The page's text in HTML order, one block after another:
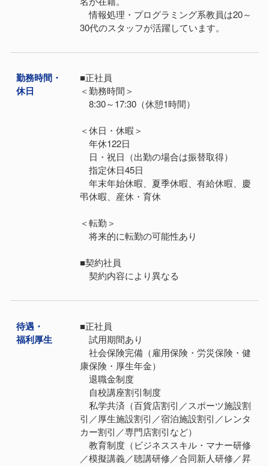
情報処理・プログラミング系教員は20～
30代のスタッフが活躍しています。
勤務時間・
休日
■正社員
＜勤務時間＞
8:30～17:30（休憩1時間）
＜休日・休暇＞
年休122日
日・祝日（出勤の場合は振替取得）
指定休日45日
年末年始休暇、夏季休暇、有給休暇、慶
弔休暇、産休・育休
＜転勤＞
将来的に転勤の可能性あり
■契約社員
契約内容により異なる
待遇・
福利厚⽣
■正社員
試用期間あり
社会保険完備（雇用保険・労災保険・健
康保険・厚生年金）
退職金制度
自校講座割引制度
私学共済（百貨店割引／スポーツ施設割
引／厚生施設割引／宿泊施設割引／レンタ
カー割引／専門店割引など）
教育制度（ビジネススキル・マナー研修
／模擬講義／聴講研修／合同新人研修／昇